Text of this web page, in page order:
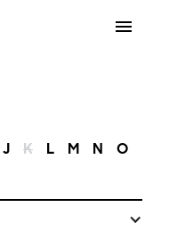
J K L M N O